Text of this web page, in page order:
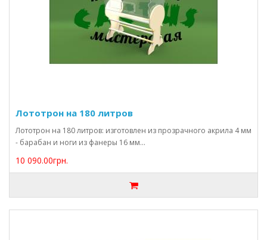
Лототрон на 180 литров
Лототрон на 180 литров: изготовлен из прозрачного акрила 4 мм
- барабан и ноги из фанеры 16 мм...
10 090.00грн.